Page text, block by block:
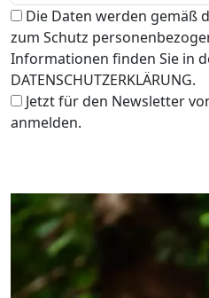
Die Daten werden gemäß
zum Schutz
Informationen finden Sie in
DATENSCHUTZERKLÄRUNG.
Jetzt für den Newsletter
anmelden.